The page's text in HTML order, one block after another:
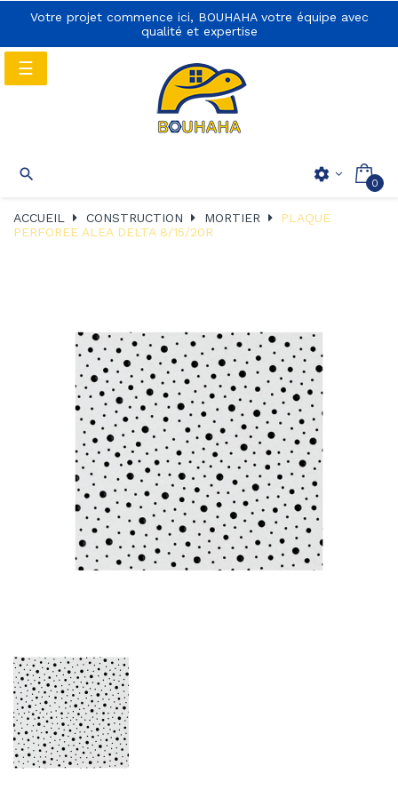
Votre projet commence ici, BOUHAHA votre équipe avec
qualité et expertise

navigation
settings 0
Basculer
la
☰
ACCUEIL CONSTRUCTION MORTIER
PLAQUE
PERFOREE ALEA DELTA 8/15/20R